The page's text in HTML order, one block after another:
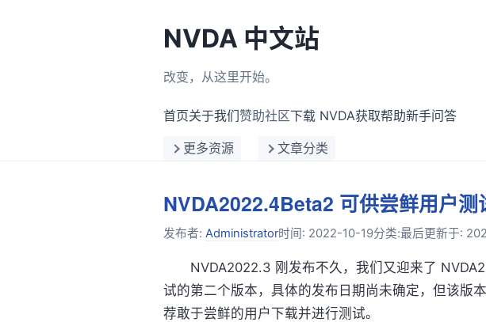
NVDA 中文站
改变，从这里开始。
首页关于我们赞助社区下载 NVDA获取帮助新手问答
更多资源 文章分类
NVDA2022.4Beta2 可供尝鲜用户测
发布者: Administrator时间: 2022-10-19分类:最后更新于:
NVDA2022.3 刚发布不久，我们又迎来了
试的第二个版本，具体的发布日期尚未确定，但该版
荐敢于尝鲜的用户下载并进行测试。